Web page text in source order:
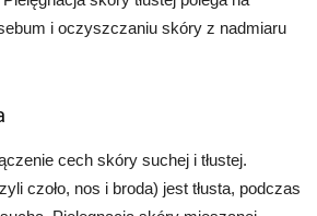
i oczyszczaniu skóry z nadmiaru
cech skóry suchej i tłustej.
czoło, nos i broda) jest tłusta, podczas